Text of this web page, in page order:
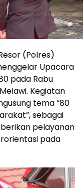
(Polres)
Upacara
pada Rabu
Kegiatan
tema “80
sebagai
pelayanan
pada